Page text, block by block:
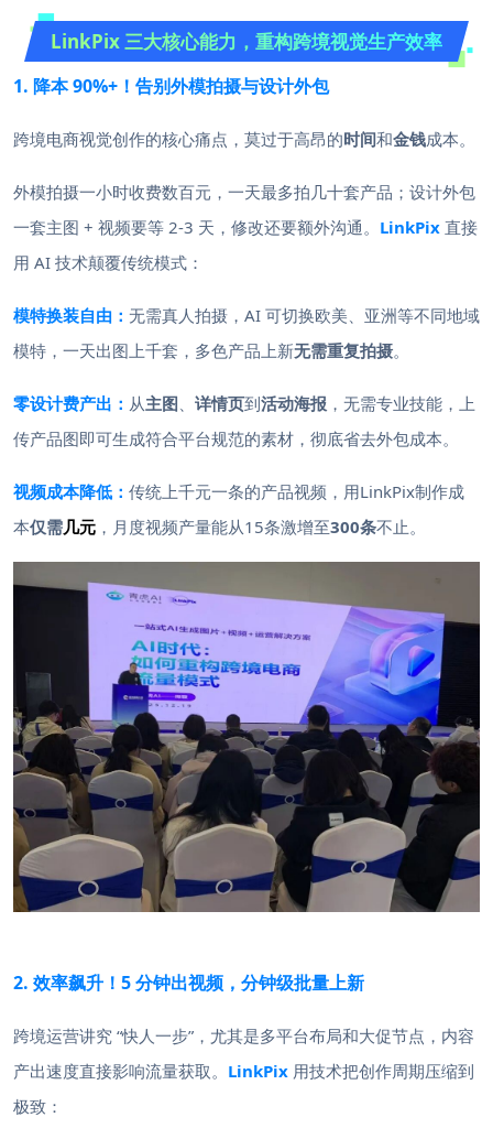
LinkPix 三大核心能力，重构跨境视觉生产效率
1. 降本 90%+！告别外模拍摄与设计外包
跨境电商视觉创作的核心痛点，莫过于高昂的时间和金钱成本。
外模拍摄一小时收费数百元，一天最多拍几十套产品；设计外包
一套主图 + 视频要等 2-3 天，修改还要额外沟通。 LinkPix 直接
用 AI 技术颠覆传统模式：
模特换装自由： 无需真人拍摄，AI 可切换欧美、亚洲等不同地域
模特，一天出图上千套，多色产品上新无需重复拍摄。
零设计费产出： 从主图、 详情页到活动海报 ，无需专业技能，上
传产品图即可生成符合平台规范的素材，彻底省去外包成本。
视频成本降低： 传统上千元一条的产品视频，用LinkPix制作成
本仅需几元 ，月度视频产量能从15条激增至300条不止。
2. 效率飙升！5 分钟出视频，分钟级批量上新
跨境运营讲究 “快人一步”，尤其是多平台布局和大促节点，内容
产出速度直接影响流量获取。 LinkPix 用技术把创作周期压缩到
极致：